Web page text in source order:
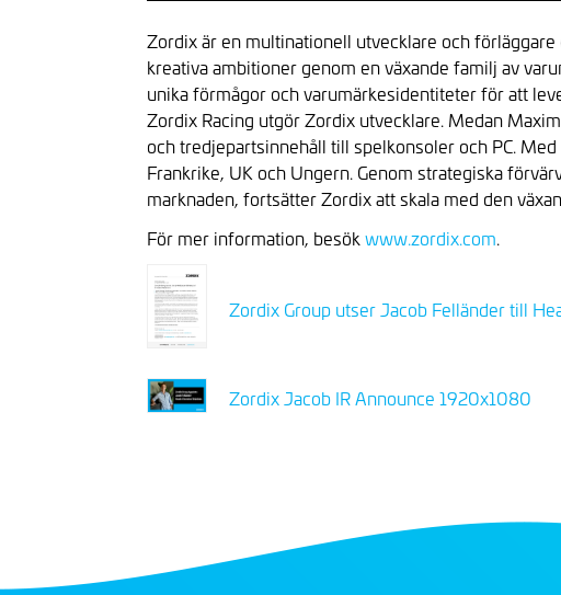
Zordix är en multinationell utvecklare och
kreativa ambitioner genom en växande familj av
unika förmågor och varumärkesidentiteter för att
Zordix Racing utgör Zordix utvecklare. Medan
och tredjepartsinnehåll till spelkonsoler och PC.
Frankrike, UK och Ungern. Genom strategiska
marknaden, fortsätter Zordix att skala med den
För mer information, besök www.zordix.com.
Zordix Group utser Jacob Felländer till
Zordix Jacob IR Announce 1920x1080